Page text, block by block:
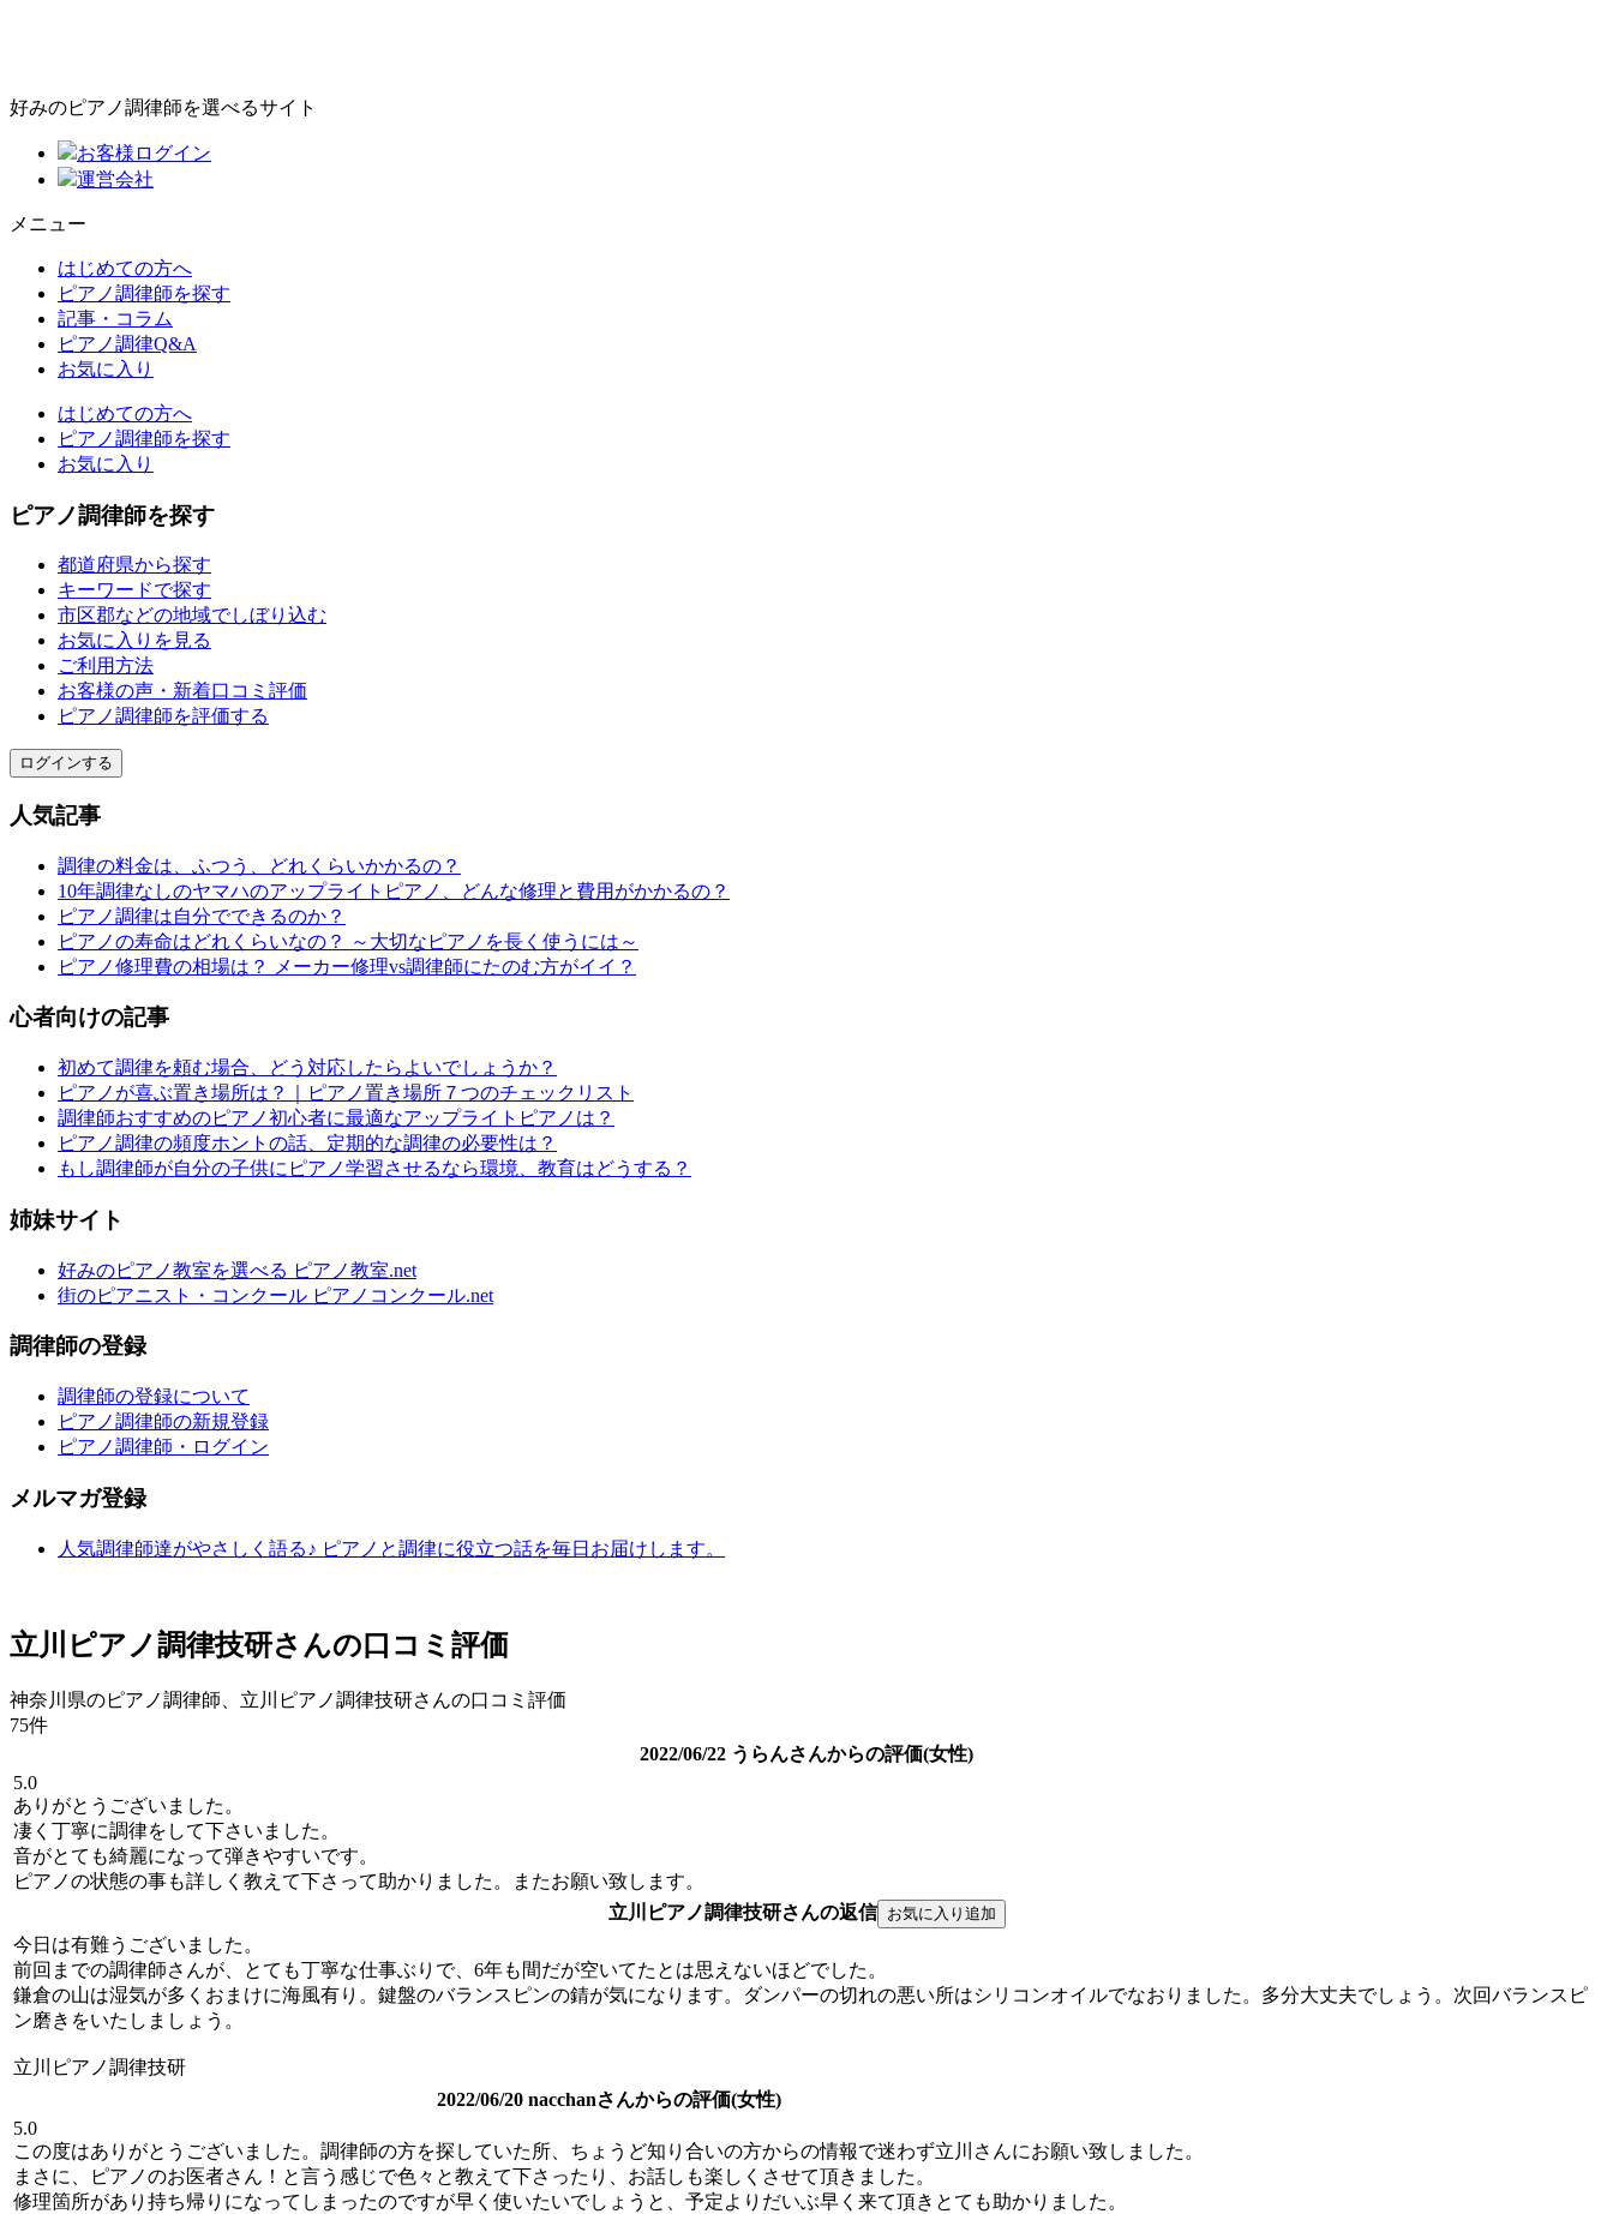
好みのピアノ調律師を選べるサイト
お客様ログイン
運営会社
メニュー
はじめての方へ
ピアノ調律師を探す
記事・コラム
ピアノ調律Q&A
お気に入り
はじめての方へ
ピアノ調律師を探す
お気に入り
ピアノ調律師を探す
都道府県から探す
キーワードで探す
市区郡などの地域でしぼり込む
お気に入りを見る
ご利用方法
お客様の声・新着口コミ評価
ピアノ調律師を評価する
ログインする
人気記事
調律の料金は、ふつう、どれくらいかかるの？
10年調律なしのヤマハのアップライトピアノ、どんな修理と費用がかかるの？
ピアノ調律は自分でできるのか？
ピアノの寿命はどれくらいなの？ ～大切なピアノを長く使うには～
ピアノ修理費の相場は？ メーカー修理vs調律師にたのむ方がイイ？
心者向けの記事
初めて調律を頼む場合、どう対応したらよいでしょうか？
ピアノが喜ぶ置き場所は？｜ピアノ置き場所７つのチェックリスト
調律師おすすめのピアノ初心者に最適なアップライトピアノは？
ピアノ調律の頻度ホントの話、定期的な調律の必要性は？
もし調律師が自分の子供にピアノ学習させるなら環境、教育はどうする？
姉妹サイト
好みのピアノ教室を選べる ピアノ教室.net
街のピアニスト・コンクール ピアノコンクール.net
調律師の登録
調律師の登録について
ピアノ調律師の新規登録
ピアノ調律師・ログイン
メルマガ登録
人気調律師達がやさしく語る♪ ピアノと調律に役立つ話を毎日お届けします。
立川ピアノ調律技研さんの口コミ評価
神奈川県のピアノ調律師、立川ピアノ調律技研さんの口コミ評価
75件
2022/06/22 うらんさんからの評価(女性)
5.0
ありがとうございました。
凄く丁寧に調律をして下さいました。
音がとても綺麗になって弾きやすいです。
ピアノの状態の事も詳しく教えて下さって助かりました。またお願い致します。
立川ピアノ調律技研さんの返信
今日は有難うございました。
前回までの調律師さんが、とても丁寧な仕事ぶりで、6年も間だが空いてたとは思えないほどでした。
鎌倉の山は湿気が多くおまけに海風有り。鍵盤のバランスピンの錆が気になります。ダンパーの切れの悪い所はシリコンオイルでなおりました。多分大丈夫でしょう。次回バランスピ
ン磨きをいたしましょう。
立川ピアノ調律技研
2022/06/20 nacchanさんからの評価(女性)
5.0
この度はありがとうございました。調律師の方を探していた所、ちょうど知り合いの方からの情報で迷わず立川さんにお願い致しました。
まさに、ピアノのお医者さん！と言う感じで色々と教えて下さったり、お話しも楽しくさせて頂きました。
修理箇所があり持ち帰りになってしまったのですが早く使いたいでしょうと、予定よりだいぶ早く来て頂きとても助かりました。